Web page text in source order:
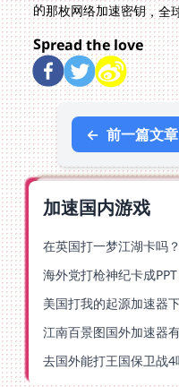
的那枚网络加速密钥，全
Spread the love
← 前一篇文章
加速国内游戏